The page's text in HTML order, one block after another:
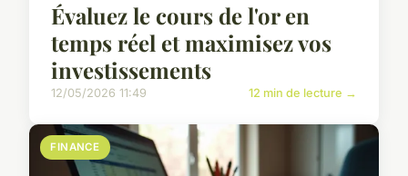
Évaluez le cours de l'or en
temps réel et maximisez vos
investissements
12/05/2026 11:49 12 min de lecture →
FINANCE